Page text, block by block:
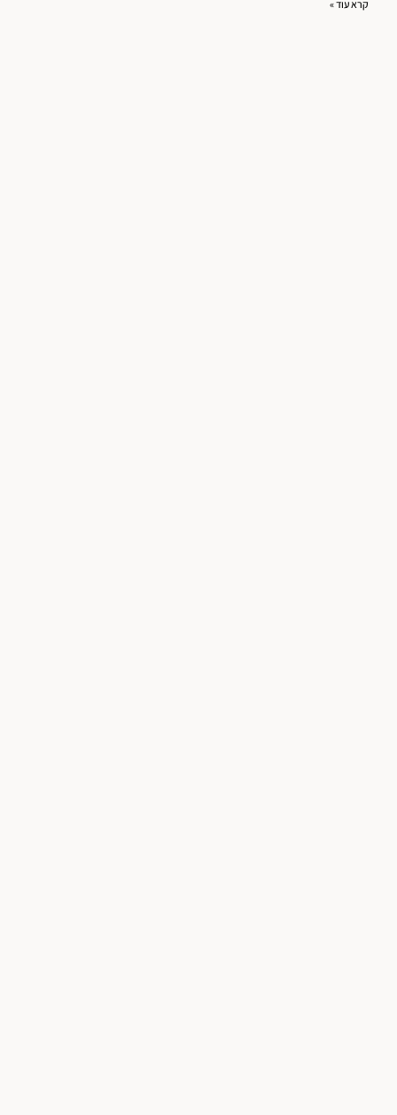
קרא עוד »